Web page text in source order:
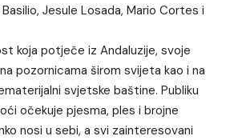
Jesule Losada, Mario Cortes i
koja potječe iz Andaluzije, svoje
pozornicama širom svijeta kao i na
svjetske baštine. Publiku
očekuje pjesma, ples i brojne
nosi u sebi, a svi zainteresovani